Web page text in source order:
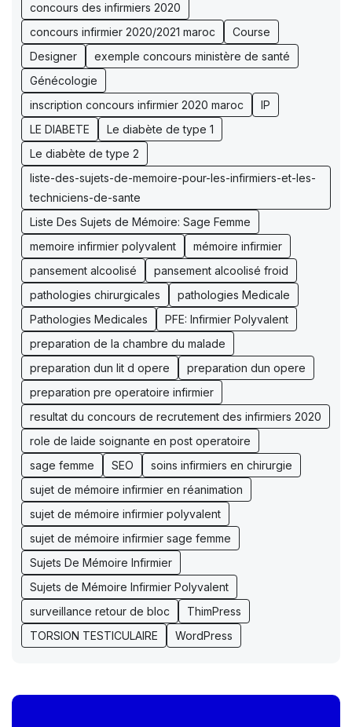
concours des infirmiers 2020
concours infirmier 2020/2021 maroc
Course
Designer
exemple concours ministère de santé
Génécologie
inscription concours infirmier 2020 maroc
IP
LE DIABETE
Le diabète de type 1
Le diabète de type 2
liste-des-sujets-de-memoire-pour-les-infirmiers-et-les-
techniciens-de-sante
Liste Des Sujets de Mémoire: Sage Femme
memoire infirmier polyvalent
mémoire infirmier
pansement alcoolisé
pansement alcoolisé froid
pathologies chirurgicales
pathologies Medicale
Pathologies Medicales
PFE: Infirmier Polyvalent
preparation de la chambre du malade
preparation dun lit d opere
preparation dun opere
preparation pre operatoire infirmier
resultat du concours de recrutement des infirmiers 2020
role de laide soignante en post operatoire
sage femme
SEO
soins infirmiers en chirurgie
sujet de mémoire infirmier en réanimation
sujet de mémoire infirmier polyvalent
sujet de mémoire infirmier sage femme
Sujets De Mémoire Infirmier
Sujets de Mémoire Infirmier Polyvalent
surveillance retour de bloc
ThimPress
TORSION TESTICULAIRE
WordPress